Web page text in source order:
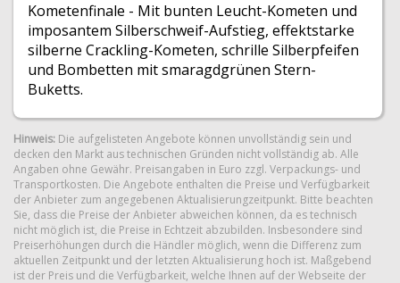
Kometenfinale - Mit bunten Leucht-Kometen und
imposantem Silberschweif-Aufstieg, effektstarke
silberne Crackling-Kometen, schrille Silberpfeifen
und Bombetten mit smaragdgrünen Stern-
Buketts.
Hinweis: Die aufgelisteten Angebote können unvollständig sein und
decken den Markt aus technischen Gründen nicht vollständig ab. Alle
Angaben ohne Gewähr. Preisangaben in Euro zzgl. Verpackungs- und
Transportkosten. Die Angebote enthalten die Preise und Verfügbarkeit
der Anbieter zum angegebenen Aktualisierungzeitpunkt. Bitte beachten
Sie, dass die Preise der Anbieter abweichen können, da es technisch
nicht möglich ist, die Preise in Echtzeit abzubilden. Insbesondere sind
Preiserhöhungen durch die Händler möglich, wenn die Differenz zum
aktuellen Zeitpunkt und der letzten Aktualisierung hoch ist. Maßgebend
ist der Preis und die Verfügbarkeit, welche Ihnen auf der Webseite der